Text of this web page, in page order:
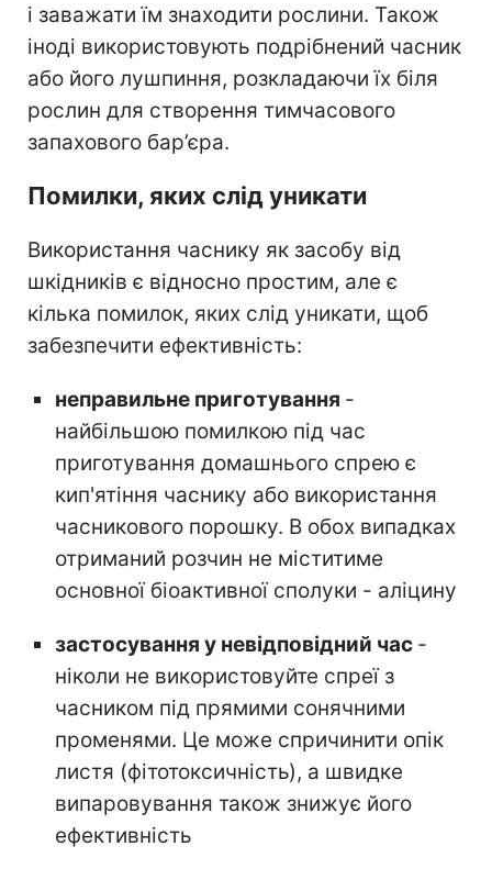
і заважати їм знаходити рослини. Також
іноді використовують подрібнений часник
або його лушпиння, розкладаючи їх біля
рослин для створення тимчасового
запахового бар’єра.
Помилки, яких слід уникати
Використання часнику як засобу від
шкідників є відносно простим, але є
кілька помилок, яких слід уникати, щоб
забезпечити ефективність:
неправильне приготування -
найбільшою помилкою під час
приготування домашнього спрею є
кип'ятіння часнику або використання
часникового порошку. В обох випадках
отриманий розчин не міститиме
основної біоактивної сполуки - аліцину
застосування у невідповідний час -
ніколи не використовуйте спреї з
часником під прямими сонячними
променями. Це може спричинити опік
листя (фітотоксичність), а швидке
випаровування також знижує його
ефективність